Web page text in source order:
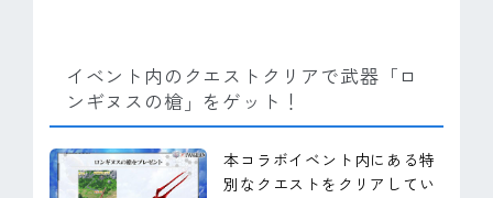
イベント内のクエストクリアで武器「ロ
ンギヌスの槍」をゲット！
本コラボイベント内にある特
別なクエストをクリアしてい